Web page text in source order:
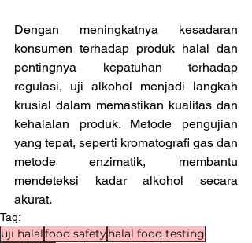
Dengan meningkatnya kesadaran
konsumen terhadap produk halal dan
pentingnya kepatuhan terhadap
regulasi, uji alkohol menjadi langkah
krusial dalam memastikan kualitas dan
kehalalan produk. Metode pengujian
yang tepat, seperti kromatografi gas dan
metode enzimatik, membantu
mendeteksi kadar alkohol secara
akurat.
Tag:
uji halalfood safetyhalal food testing